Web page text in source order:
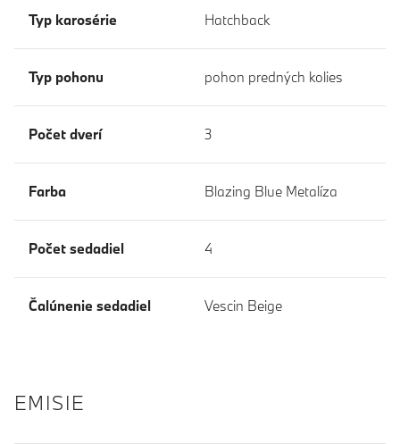
Typ karosérie Hatchback
Typ pohonu pohon predných kolies
Počet dverí 3
Farba Blazing Blue Metalíza
Počet sedadiel 4
Čalúnenie sedadiel Vescin Beige
EMISIE